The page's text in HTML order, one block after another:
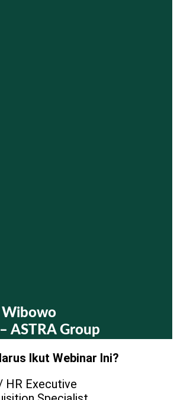
Wibowo
ASTRA Group
Ikut Webinar Ini?
HR Executive